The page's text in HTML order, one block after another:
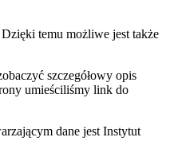
temu możliwe jest także
szczegółowy opis
umieściliśmy link do
dane jest Instytut